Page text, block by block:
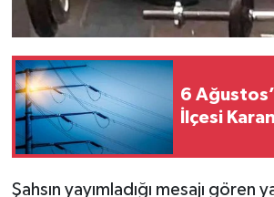
6
İlçesi
Şahsın yayımladığı mesajı gören